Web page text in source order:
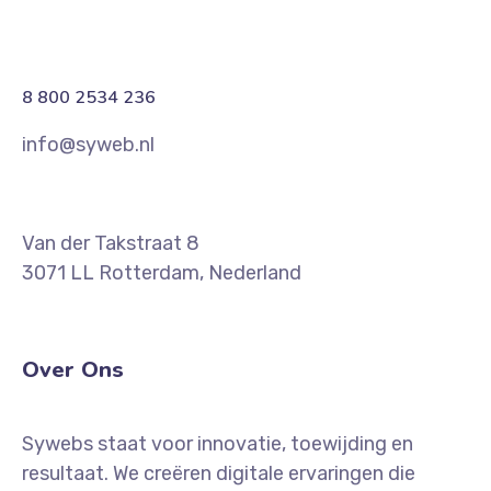
8 800 2534 236
info@syweb.nl
Van der Takstraat 8
3071 LL Rotterdam, Nederland
Over Ons
Sywebs staat voor innovatie, toewijding en
resultaat. We creëren digitale ervaringen die